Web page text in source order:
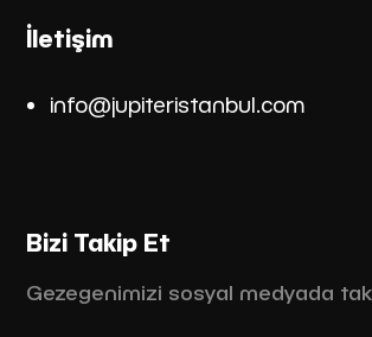
İletişim
info@jupiteristanbul.com
Bizi Takip Et
Gezegenimizi sosyal medyada